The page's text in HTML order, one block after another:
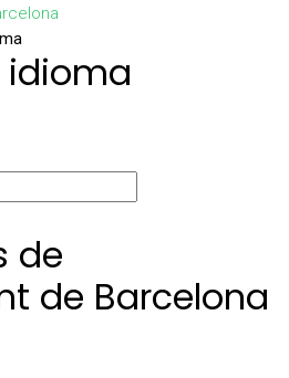
idioma
de
de Barcelona